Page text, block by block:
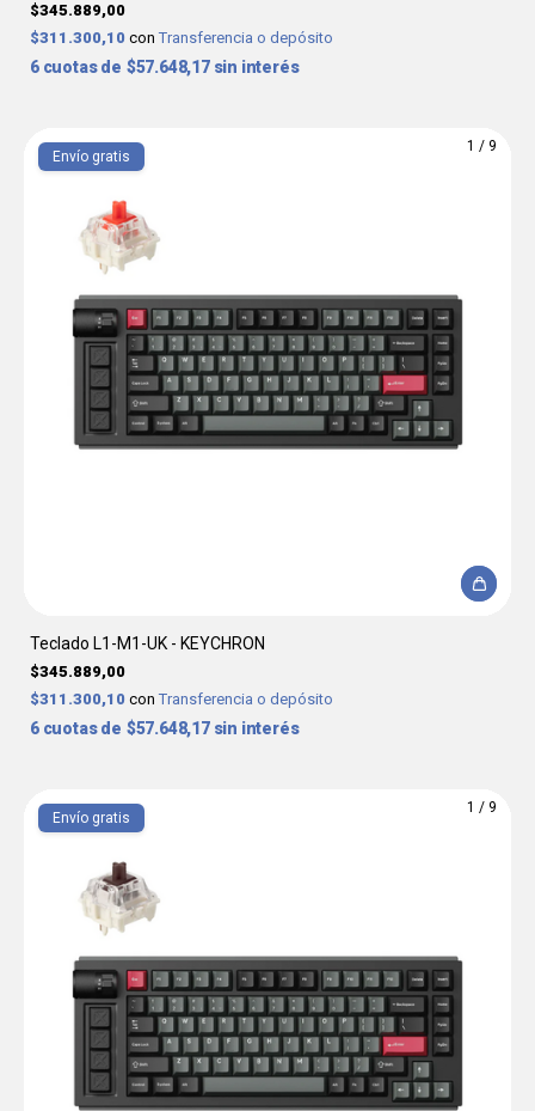
$345.889,00
$311.300,10 con Transferencia o depósito
6 $57.648,17 sin interés
1 / 9
Envío gratis
Teclado L1-M1-UK - KEYCHRON
$345.889,00
$311.300,10 con Transferencia o depósito
6 $57.648,17 sin interés
1 / 9
Envío gratis